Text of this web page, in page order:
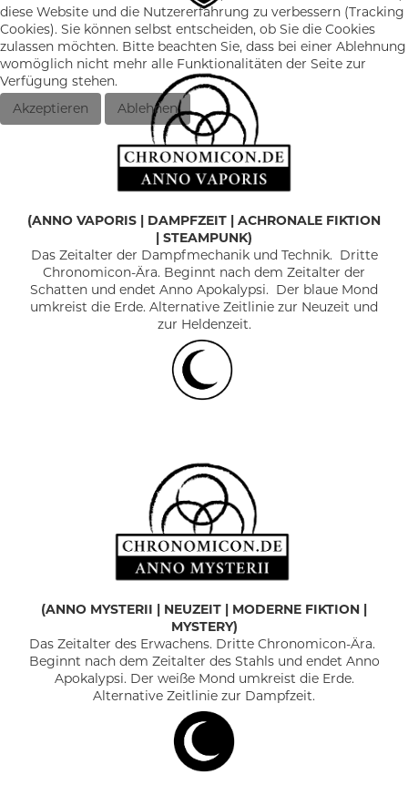
(ANNO VAPORIS | DAMPFZEIT | ACHRONALE FIKTION
| STEAMPUNK)
Das Zeitalter der Dampfmechanik und Technik. Dritte
Chronomicon-Ära. Beginnt nach dem Zeitalter der
Schatten und endet Anno Apokalypsi. Der blaue Mond
umkreist die Erde. Alternative Zeitlinie zur Neuzeit und
zur Heldenzeit.
(ANNO MYSTERII | NEUZEIT | MODERNE FIKTION |
MYSTERY)
Das Zeitalter des Erwachens. Dritte Chronomicon-Ära.
Beginnt nach dem Zeitalter des Stahls und endet Anno
Apokalypsi. Der weiße Mond umkreist die Erde.
Alternative Zeitlinie zur Dampfzeit.
diese Website und die Nutzererfahrung zu verbessern (Tracking
Cookies). Sie können selbst entscheiden, ob Sie die Cookies
zulassen möchten. Bitte beachten Sie, dass bei einer Ablehnung
womöglich nicht mehr alle Funktionalitäten der Seite zur
Verfügung stehen.
Akzeptieren
Ablehnen